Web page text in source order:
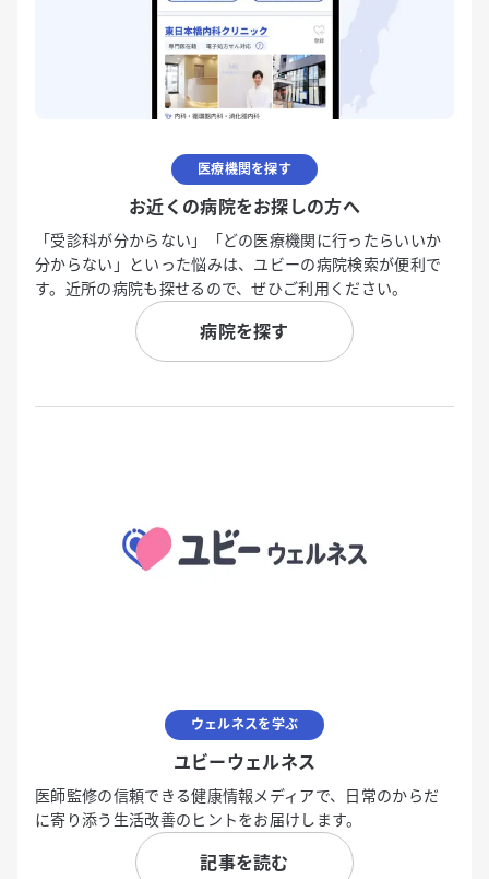
医療機関を探す
お近くの病院をお探しの方へ
「受診科が分からない」「どの医療機関に行ったらいいか
分からない」といった悩みは、ユビーの病院検索が便利で
す。近所の病院も探せるので、ぜひご利用ください。
病院を探す
ウェルネスを学ぶ
ユビーウェルネス
医師監修の信頼できる健康情報メディアで、日常のからだ
に寄り添う生活改善のヒントをお届けします。
記事を読む